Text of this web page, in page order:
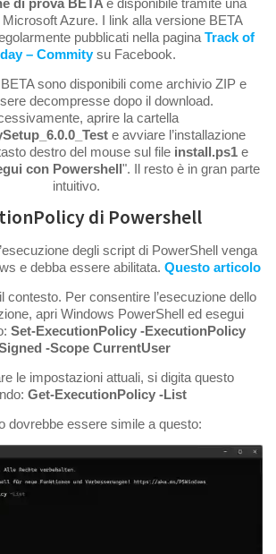
di prova BETA è disponibile tramite una
Azure. I link alla versione BETA
pubblicati nella pagina Track of
– Commitysu Facebook.
sono disponibili come archivio ZIP e
decompresse dopo il download.
aprire la cartella
e avviare l’installazione
destro del mouse sul file install.ps1e
con Powershell". Il resto è in gran parte
intuitivo.
di Powershell
degli script di PowerShell venga
e debba essere abilitata. Questo articolo
contesto. Per consentire l’esecuzione dello
apri Windows PowerShell ed esegui
Set-ExecutionPolicy -ExecutionPolicy
-Scope CurrentUser
le impostazioni attuali, si digita questo
Get-ExecutionPolicy -List
dovrebbe essere simile a questo: